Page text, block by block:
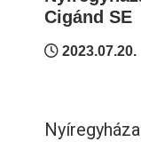
Cigánd SE
2023.07.20.